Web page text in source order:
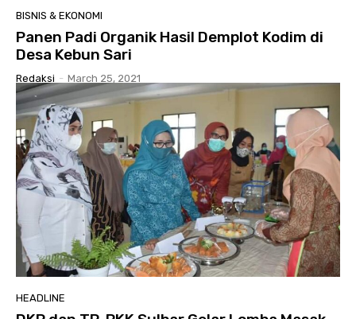
BISNIS & EKONOMI
Panen Padi Organik Hasil Demplot Kodim di
Desa Kebun Sari
Redaksi - March 25, 2021
HEADLINE